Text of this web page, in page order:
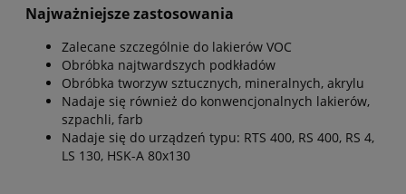
Najważniejsze zastosowania
Zalecane szczególnie do lakierów VOC
Obróbka najtwardszych podkładów
Obróbka tworzyw sztucznych, mineralnych, akrylu
Nadaje się również do konwencjonalnych lakierów,
szpachli, farb
Nadaje się do urządzeń typu: RTS 400, RS 400, RS 4,
LS 130, HSK-A 80x130